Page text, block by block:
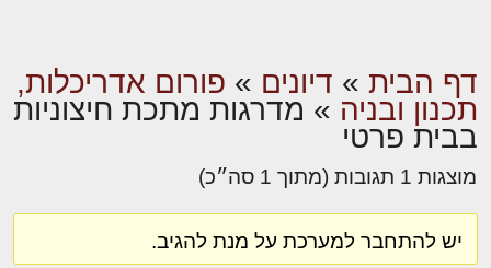
דף הבית » דיונים » פורום אדריכלות,
תכנון ובניה » מדרגות מתכת חיצוניות
בבית פרטי
מוצגות 1 תגובות (מתוך 1 סה״כ)
יש להתחבר למערכת על מנת להגיב.